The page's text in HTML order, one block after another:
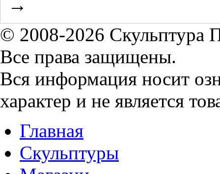
→
© 2008-2026 Скульптура
Все права защищены.
Вся информация носит
характер и не является
Главная
Скульптуры